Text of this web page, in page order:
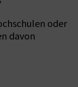
oder
davon